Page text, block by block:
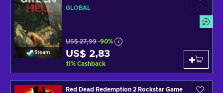
Steam
GLOBAL
US$ 27,99 -90%
US$ 2,83
11% Cashback
Red Dead Redemption 2 Rockstar Game